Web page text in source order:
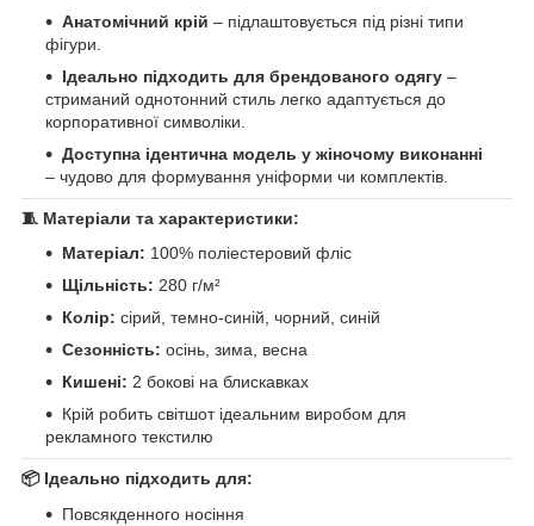
Анатомічний крій – підлаштовується під різні типи
фігури.
Ідеально підходить для брендованого одягу –
стриманий однотонний стиль легко адаптується до
корпоративної символіки.
Доступна ідентична модель у жіночому виконанні
– чудово для формування уніформи чи комплектів.
🧵 Матеріали та характеристики:
Матеріал: 100% поліестеровий фліс
Щільність: 280 г/м²
Колір: сірий, темно-синій, чорний, синій
Сезонність: осінь, зима, весна
Кишені: 2 бокові на блискавках
Крій робить світшот ідеальним виробом для
рекламного текстилю
📦 Ідеально підходить для:
Повсякденного носіння